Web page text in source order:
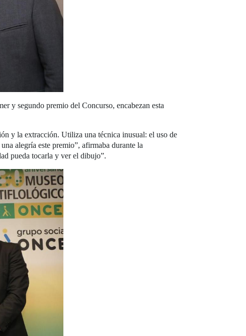
y segundo premio del Concurso, encabezan esta
y la extracción. Utiliza una técnica inusual: el uso de
alegría este premio”, afirmaba durante la
pueda tocarla y ver el dibujo”.